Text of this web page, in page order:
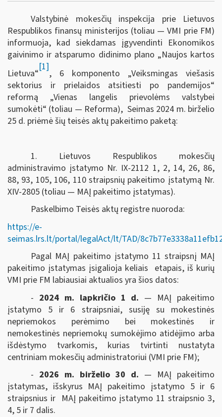
Valstybinė mokesčių inspekcija prie Lietuvos
Respublikos finansų ministerijos (toliau — VMI prie FM)
informuoja, kad siekdamas įgyvendinti Ekonomikos
gaivinimo ir atsparumo didinimo plano „Naujos kartos
Lietuva“
[1]
, 6 komponento „Veiksmingas viešasis
sektorius ir prielaidos atsitiesti po pandemijos“
reformą „Vienas langelis prievolėms valstybei
sumokėti“ (toliau — Reforma), Seimas 2024 m. birželio
25 d. priėmė šių teisės aktų pakeitimo paketą:
1. Lietuvos Respublikos mokesčių
administravimo įstatymo Nr. IX-2112 1, 2, 14, 26, 86,
88, 93, 105, 106, 110 straipsnių pakeitimo įstatymą Nr.
XIV-2805 (toliau — MAĮ pakeitimo įstatymas).
Paskelbimo Teisės aktų registre nuoroda:
https://e-
seimas.lrs.lt/portal/legalAct/lt/TAD/
Pagal MAĮ pakeitimo įstatymo 11 straipsnį MAĮ
pakeitimo įstatymas įsigalioja keliais etapais, iš kurių
VMI prie FM labiausiai aktualios yra šios datos:
- 2024 m. lapkričio 1 d. — MAĮ pakeitimo
įstatymo 5 ir 6 straipsniai, susiję su mokestinės
nepriemokos perėmimo bei mokestinės ir
nemokestinės nepriemokų sumokėjimo atidėjimo arba
išdėstymo tvarkomis, kurias tvirtinti nustatyta
centriniam mokesčių administratoriui (VMI prie FM);
- 2026 m. birželio 30 d. — MAĮ pakeitimo
įstatymas, išskyrus MAĮ pakeitimo įstatymo 5 ir 6
straipsnius ir MAĮ pakeitimo įstatymo 11 straipsnio 3,
4, 5 ir 7 dalis.